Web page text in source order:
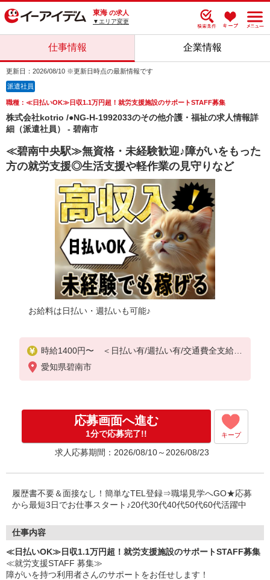
東海 の求人
▼エリア変更
仕事情報 企業情報
更新日：2026/08/10 ※更新日時点の最新情報です
派遣社員
職種：≪日払いOK≫日収1.1万円超！就労支援施設のサポートSTAFF募集
株式会社kotrio /●NG-H-1992033のその他介護・福祉の求人情報詳
細（派遣社員） - 碧南市
≪碧南中央駅≫無資格・未経験歓迎♪障がいをもった
方の就労支援◎生活支援や軽作業の見守りなど
お給料は日払い・週払いも可能♪
時給1400円〜 ＜日払い有/週払い有/交通費全支給(
ガソリン代含む)＞
愛知県碧南市
応募画面へ進む
1分で応募完了!! キープ
求人応募期間：2026/08/10～2026/08/23
履歴書不要＆面接なし！簡単なTEL登録⇒職場見学へGO★応募
から最短3日でお仕事スタート♪20代30代40代50代60代活躍中
仕事内容
≪日払いOK≫日収1.1万円超！就労支援施設のサポートSTAFF募集
≪就労支援STAFF 募集≫
障がいを持つ利用者さんのサポートをお任せします！